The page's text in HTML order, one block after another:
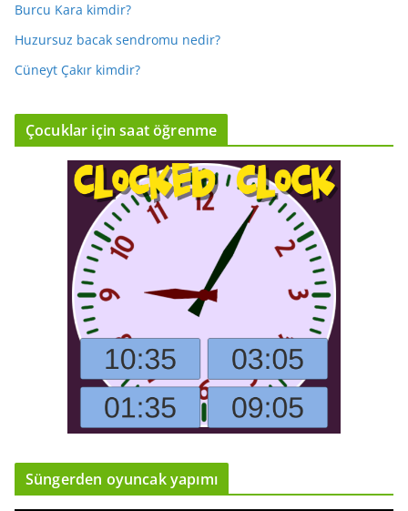
Burcu Kara kimdir?
Huzursuz bacak sendromu nedir?
Cüneyt Çakır kimdir?
Çocuklar için saat öğrenme
Süngerden oyuncak yapımı